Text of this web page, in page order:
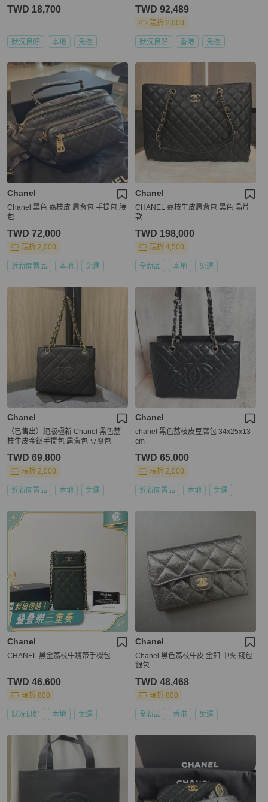
TWD 18,700
狀況良好 本地 免運
TWD 92,489
現折 2,000
狀況良好 香港 免運
Chanel
Chanel 黑色 荔枝皮 肩背包 手提包 腰
包
TWD 72,000
現折 2,000
近新閒置品 本地 免運
Chanel
CHANEL 荔枝牛皮肩背包 黑色 晶片
款
TWD 198,000
現折 4,500
全新品 本地 免運
Chanel
（已售出）絕版極新 Chanel 黑色荔
枝牛皮金鏈手提包 肩背包 豆腐包
TWD 69,800
現折 2,000
近新閒置品 本地 免運
Chanel
chanel 黑色荔枝皮豆腐包 34x25x13
cm
TWD 65,000
現折 2,000
近新閒置品 本地 免運
Chanel
CHANEL 黑金荔枝牛鏈帶手機包
TWD 46,600
現折 800
狀況良好 本地 免運
Chanel
Chanel 黑色荔枝牛皮 金釦 中夾 錢包
銀包
TWD 48,468
現折 800
全新品 香港 免運